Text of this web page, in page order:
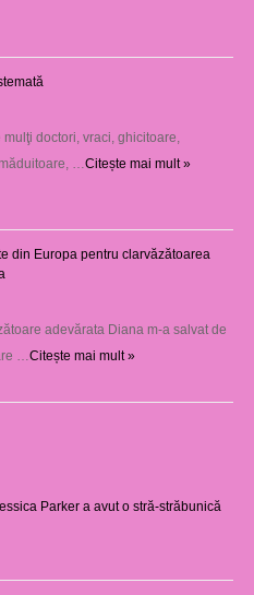
doctori, vraci, ghicitoare,
… Citește mai mult »
din Europa pentru clarvăzătoarea
adevărata Diana m-a salvat de
… Citește mai mult »
Parker a avut o stră-străbunică